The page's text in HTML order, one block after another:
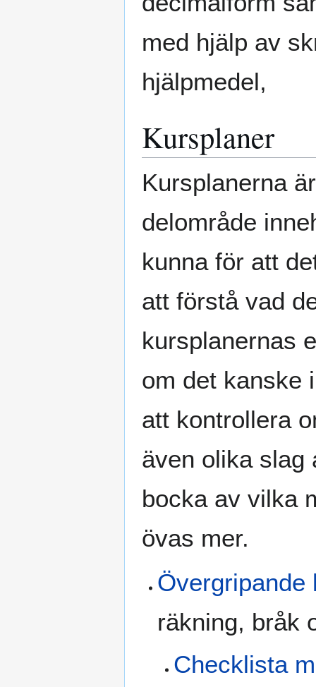
med hjälp av
hjälpmedel,
Kursplaner
Kursplanerna
delområde
kunna för att
att förstå vad
kursplanernas
om det kanske
att kontrollera
även olika slag
bocka av vilka
övas mer.
Övergripande
räkning, bråk
Checklista